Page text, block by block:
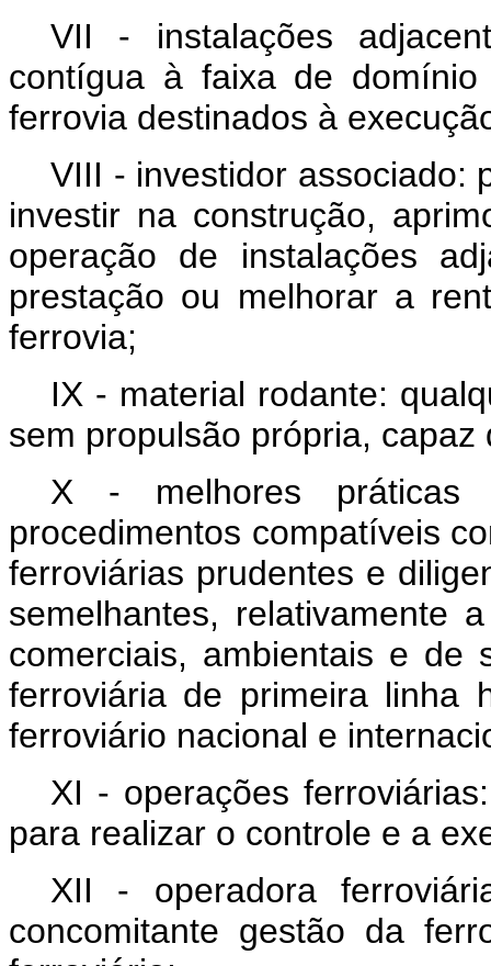
VII - instalações
contígua à faixa de
ferrovia destinados à
VIII - investidor associado:
investir na construção,
operação de instalações
prestação ou melhorar a
ferrovia;
IX - material rodante:
sem propulsão própria,
X - melhores práticas
procedimentos compatíveis
ferroviárias prudentes e
semelhantes, relativamente
comerciais, ambientais e de
ferroviária de primeira linha
ferroviário nacional e
XI - operações
para realizar o controle e a
XII - operadora
concomitante gestão da